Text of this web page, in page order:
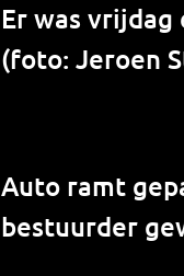
Er was vrijdag
(foto: Jeroen
Auto ramt
bestuurder